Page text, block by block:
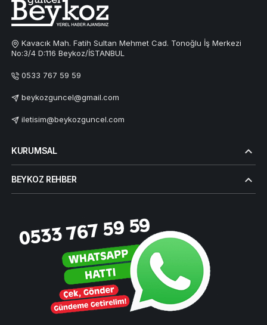
Kavacık Mah. Fatih Sultan Mehmet Cad. Tonoğlu İş Merkezi
No:3/4 D:116 Beykoz/İSTANBUL
0533 767 59 59
beykozguncel@gmail.com
iletisim@beykozguncel.com
KURUMSAL
BEYKOZ REHBER